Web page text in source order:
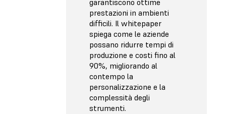
garantiscono ottime
prestazioni in ambienti
difficili. Il whitepaper
spiega come le aziende
possano ridurre tempi di
produzione e costi fino al
90%, migliorando al
contempo la
personalizzazione e la
complessità degli
strumenti.